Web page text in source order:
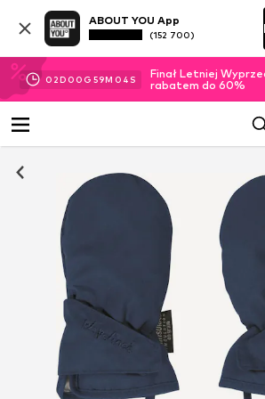
ABOUT YOU App
(152 700)
02D 00 G 59M 04 S
Finał Letniej
rabatem do 60%